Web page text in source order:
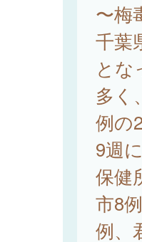
〜梅
千葉
とな
多く
例の
9週
保健
市8
例、